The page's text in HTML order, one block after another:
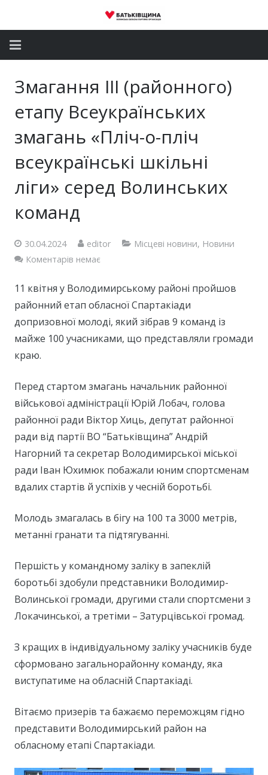
Депутатський корпус
Громадські приймальні
Контакти
Змагання ІІІ (районного)
етапу Всеукраїнських
змагань «Пліч-о-пліч
всеукраїнські шкільні
ліги» серед Волинських
команд
30.04.2024 editor Місцеві новини, Новини
Коментарів немає
11 квітня у Володимирському районі пройшов
районний етап обласної Спартакіади
допризовної молоді, який зібрав 9 команд із
майже 100 учасниками, що представляли громади
краю.
Перед стартом змагань начальник районної
військової адміністрації Юрій Лобач, голова
районної ради Віктор Хиць, депутат районної
ради від партії ВО “Батьківщина” Андрій
Нагорний та секретар Володимирської міської
ради Іван Юхимюк побажали юним спортсменам
вдалих стартів й успіхів у чесній боротьбі.
Молодь змагалась в бігу на 100 та 3000 метрів,
метанні гранати та підтягуванні.
Першість у командному заліку в запеклій
боротьбі здобули представники Володимир-
Волинської громади, другими стали спортсмени з
Локачинської, а третіми – Затурцівської громад.
З кращих в індивідуальному заліку учасників буде
сформовано загальнорайонну команду, яка
виступатиме на обласній Спартакіаді.
Вітаємо призерів та бажаємо переможцям гідно
представити Володимирський район на
обласному етапі Спартакіади.